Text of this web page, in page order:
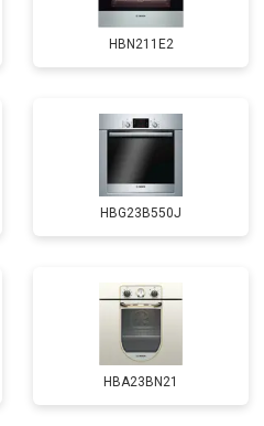
HBN211E2
HBG23B550J
HBA23BN21